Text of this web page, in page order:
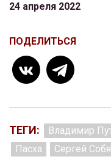
24 апреля 2022
ПОДЕЛИТЬСЯ
ТЕГИ: Владимир
Пасха
Сергей